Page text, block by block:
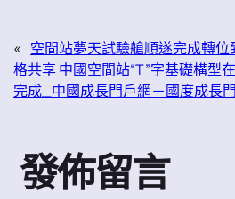
« 空間站夢天試驗艙順遂完成轉位
格共享 中國空間站“T”字基礎構型
完成_中國成長門戶網－國度成長
發佈留言